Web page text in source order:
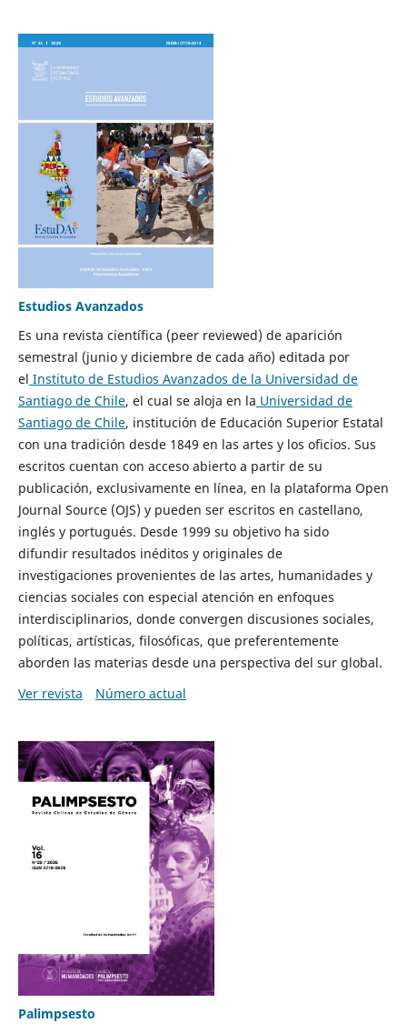
Estudios Avanzados
Es una revista científica (peer reviewed) de aparición
semestral (junio y diciembre de cada año) editada por
el Instituto de Estudios Avanzados de la Universidad de
Santiago de Chile, el cual se aloja en la Universidad de
Santiago de Chile, institución de Educación Superior Estatal
con una tradición desde 1849 en las artes y los oficios. Sus
escritos cuentan con acceso abierto a partir de su
publicación, exclusivamente en línea, en la plataforma Open
Journal Source (OJS) y pueden ser escritos en castellano,
inglés y portugués. Desde 1999 su objetivo ha sido
difundir resultados inéditos y originales de
investigaciones provenientes de las artes, humanidades y
ciencias sociales con especial atención en enfoques
interdisciplinarios, donde convergen discusiones sociales,
políticas, artísticas, filosóficas, que preferentemente
aborden las materias desde una perspectiva del sur global.
Ver revista
Número actual
Palimpsesto